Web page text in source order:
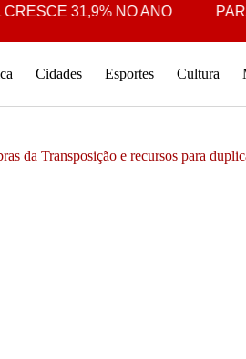
31,9% NO ANO PARAÍBA
Cidades Esportes Cultura
da Transposição e recursos para